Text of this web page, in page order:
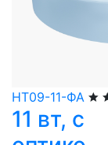
НТ09-11-ФА
11 вт, с